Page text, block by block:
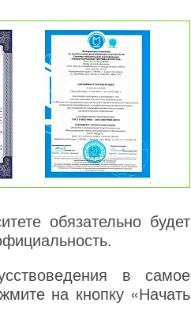
обязательно будет
в самое
на кнопку «Начать